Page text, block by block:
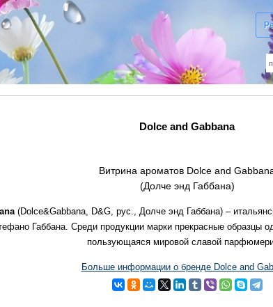
Dolce and Gabbana
Витрина ароматов Dolce and
(Долче энд Габбана)
(Dolce&Gabbana, D&G, рус., Долче энд Габбана) –
Габбана. Среди продукции марки прекрасные образцы
пользующаяся мировой славой
Больше информации о бренде Dolce and